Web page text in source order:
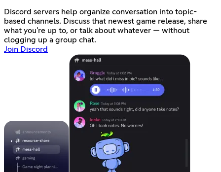
Discord servers help organize conversation into topic-
based channels. Discuss that newest game release, share
what you're up to, or talk about whatever — without
clogging up a group chat.
Join Discord